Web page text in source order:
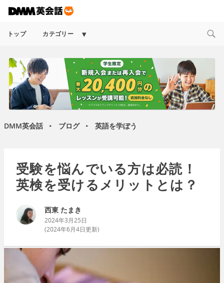
トップ カテゴリー
Expand
menu
DMM英会話 ► ブログ ► 英語を学ぼう
受験を悩んでいる方は必読！
英検を受けるメリットとは？
西東 たまき
2024年3月25日
(2024年6月4日更新)